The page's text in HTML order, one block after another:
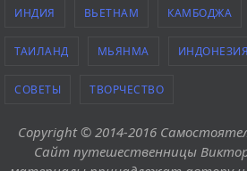
ИНДИЯ ВЬЕТНАМ КАМБОДЖА
ТАИЛАНД МЬЯНМА ИНДОНЕЗИЯ
СОВЕТЫ ТВОРЧЕСТВО
Copyright © 2014-2016
Сайт путешественницы